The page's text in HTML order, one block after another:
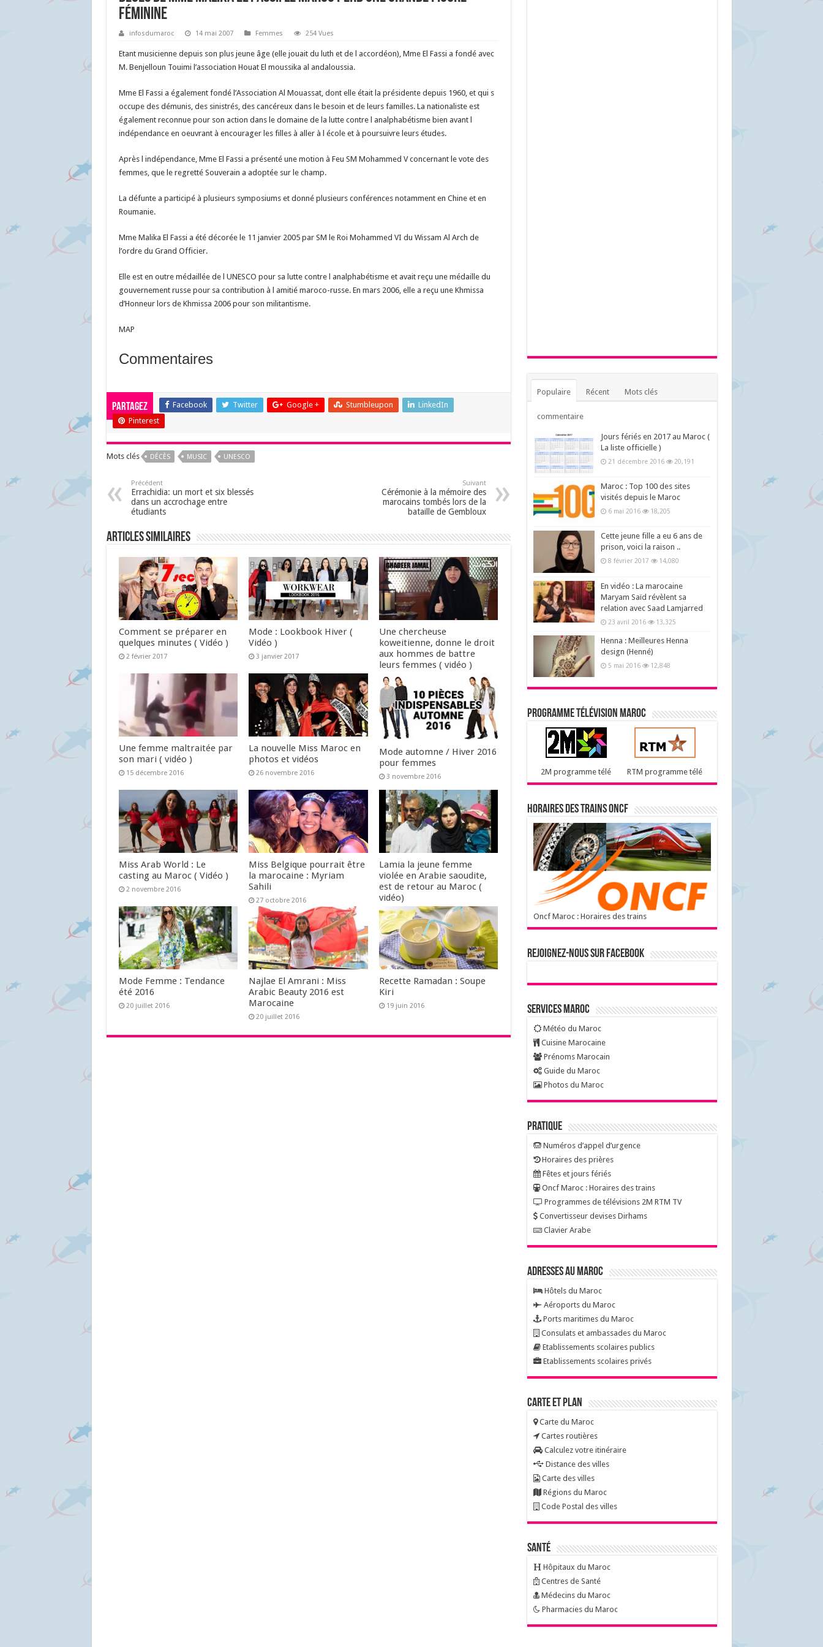
féminine
infosdumaroc 14 mai 2007 Femmes 254 Vues
Etant musicienne depuis son plus jeune âge (elle jouait du luth et de l accordéon), Mme El Fassi a fondé avec
M. Benjelloun Touimi l’association Houat El moussika al andaloussia.
Mme El Fassi a également fondé l’Association Al Mouassat, dont elle était la présidente depuis 1960, et qui s
occupe des démunis, des sinistrés, des cancéreux dans le besoin et de leurs familles. La nationaliste est
également reconnue pour son action dans le domaine de la lutte contre l analphabétisme bien avant l
indépendance en oeuvrant à encourager les filles à aller à l école et à poursuivre leurs études.
Après l indépendance, Mme El Fassi a présenté une motion à Feu SM Mohammed V concernant le vote des
femmes, que le regretté Souverain a adoptée sur le champ.
La défunte a participé à plusieurs symposiums et donné plusieurs conférences notamment en Chine et en
Roumanie.
Mme Malika El Fassi a été décorée le 11 janvier 2005 par SM le Roi Mohammed VI du Wissam Al Arch de
l’ordre du Grand Officier.
Elle est en outre médaillée de l UNESCO pour sa lutte contre l analphabétisme et avait reçu une médaille du
gouvernement russe pour sa contribution à l amitié maroco-russe. En mars 2006, elle a reçu une Khmissa
d’Honneur lors de Khmissa 2006 pour son militantisme.
MAP
Commentaires
Partagez Facebook Twitter Google + Stumbleupon
LinkedIn
Pinterest
Mots clés DÉCÈS MUSIC UNESCO
Précédent
Errachidia: un mort et six blessés
dans un accrochage entre
étudiants
Suivant
Cérémonie à la mémoire des
marocains tombés lors de la
bataille de Gembloux
Articles similaires
Comment se préparer en
quelques minutes ( Vidéo )
2 février 2017
Mode : Lookbook Hiver (
Vidéo )
3 janvier 2017
Une chercheuse
koweitienne, donne le droit
aux hommes de battre
leurs femmes ( vidéo )
16 décembre 2016
Une femme maltraitée par
son mari ( vidéo )
15 décembre 2016
La nouvelle Miss Maroc en
photos et vidéos
26 novembre 2016
Mode automne / Hiver 2016
pour femmes
3 novembre 2016
Miss Arab World : Le
casting au Maroc ( Vidéo )
2 novembre 2016
Miss Belgique pourrait être
la marocaine : Myriam
Sahili
27 octobre 2016
Lamia la jeune femme
violée en Arabie saoudite,
est de retour au Maroc (
vidéo)
24 septembre 2016
Mode Femme : Tendance
été 2016
20 juillet 2016
Najlae El Amrani : Miss
Arabic Beauty 2016 est
Marocaine
20 juillet 2016
Recette Ramadan : Soupe
Kiri
19 juin 2016
Populaire Récent Mots clés
commentaire
Jours fériés en 2017 au Maroc (
La liste officielle )
21 décembre 2016 20,191
Maroc : Top 100 des sites
visités depuis le Maroc
6 mai 2016 18,205
Cette jeune fille a eu 6 ans de
prison, voici la raison ..
8 février 2017 14,080
En vidéo : La marocaine
Maryam Saïd révèlent sa
relation avec Saad Lamjarred
23 avril 2016 13,325
Henna : Meilleures Henna
design (Henné)
5 mai 2016 12,848
Programme télévision maroc
2M programme télé RTM programme télé
Horaires des trains ONCF
Oncf Maroc : Horaires des trains
Rejoignez-nous sur Facebook
Services Maroc
Météo du Maroc
Cuisine Marocaine
Prénoms Marocain
Guide du Maroc
Photos du Maroc
Pratique
Numéros d’appel d’urgence
Horaires des prières
Fêtes et jours fériés
Oncf Maroc : Horaires des trains
Programmes de télévisions 2M RTM TV
Convertisseur devises Dirhams
Clavier Arabe
Adresses au Maroc
Hôtels du Maroc
Aéroports du Maroc
Ports maritimes du Maroc
Consulats et ambassades du Maroc
Etablissements scolaires publics
Etablissements scolaires privés
Carte et Plan
Carte du Maroc
Cartes routières
Calculez votre itinéraire
Distance des villes
Carte des villes
Régions du Maroc
Code Postal des villes
Santé
Hôpitaux du Maroc
Centres de Santé
Médecins du Maroc
Pharmacies du Maroc